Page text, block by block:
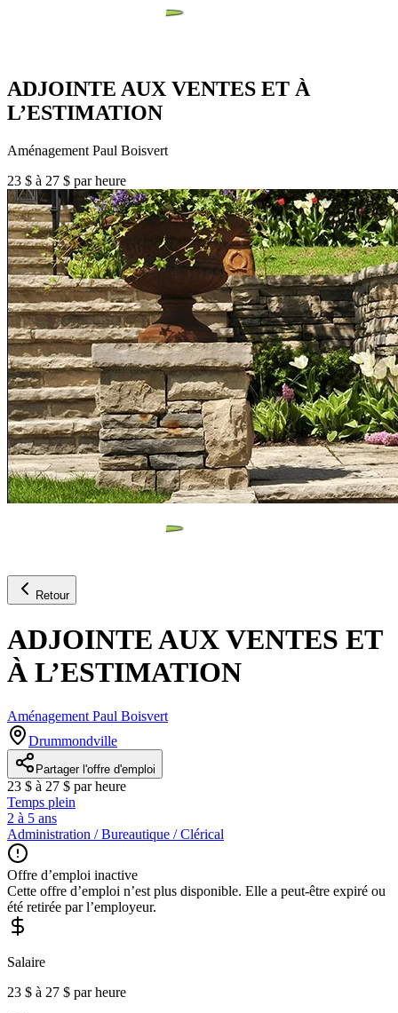
ADJOINTE AUX VENTES ET À
L’ESTIMATION
Aménagement Paul Boisvert
23 $ à 27 $ par heure
Retour
ADJOINTE AUX VENTES ET
À L’ESTIMATION
Aménagement Paul Boisvert
Drummondville
Partager l'offre d'emploi
23 $ à 27 $ par heure
Temps plein
2 à 5 ans
Administration / Bureautique / Clérical
Offre d’emploi inactive
Cette offre d’emploi n’est plus disponible. Elle a peut-être expiré ou
été retirée par l’employeur.
Salaire
23 $ à 27 $ par heure